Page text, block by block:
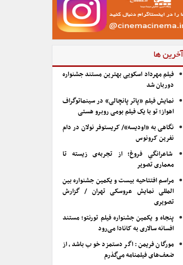
آخرین ها
فیلم مهرداد اسکویی بهترین مستند جشنواره
دوربان شد
نمایش فیلم «پاتر پانچالی» در سینماتوگراف
اهواز؛ تو با یک فیلم بومی روبرو هستی
نگاهی به «اودیسه»/ کریستوفر نولان در دام
نفرین کرونوس
شاعرانگیِ فروغ؛ از تجربه‌ی زیسته تا
معماری تصویر
مراسم افتتاحیه بیست و یکمین جشنواره بین
المللی نمایش عروسکی تهران / گزارش
تصویری
پنجاه و یکمین جشنواره فیلم تورنتو؛ مستند
افسانه سالاری به کانادا می‌رود
مورگان فریمن: اگر دستمزد خوب باشد، از
ضعف‌های فیلمنامه می‌گذرم